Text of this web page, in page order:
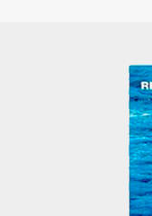
– SPIDER-MAN: UN